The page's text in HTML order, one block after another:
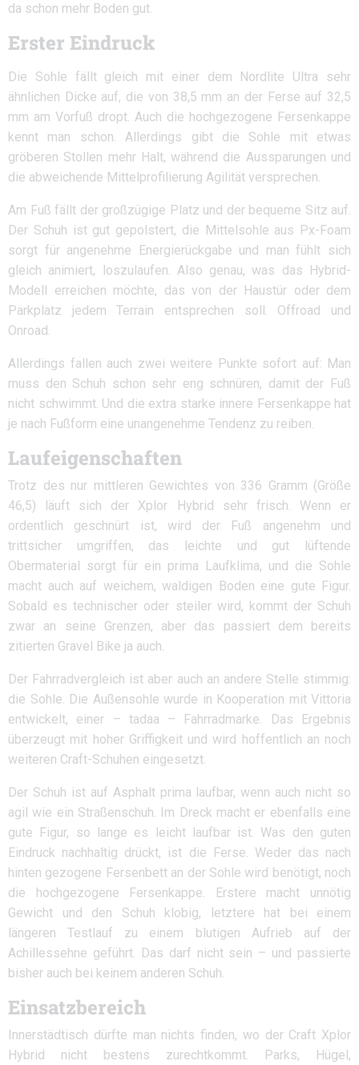
da schon mehr Boden gut.
Erster Eindruck
Die Sohle fällt gleich mit einer dem Nordlite Ultra sehr
ähnlichen Dicke auf, die von 38,5 mm an der Ferse auf 32,5
mm am Vorfuß dropt. Auch die hochgezogene Fersenkappe
kennt man schon. Allerdings gibt die Sohle mit etwas
gröberen Stollen mehr Halt, während die Aussparungen und
die abweichende Mittelprofilierung Agilität versprechen.
Am Fuß fällt der großzügige Platz und der bequeme Sitz auf.
Der Schuh ist gut gepolstert, die Mittelsohle aus Px-Foam
sorgt für angenehme Energierückgabe und man fühlt sich
gleich animiert, loszulaufen. Also genau, was das Hybrid-
Modell erreichen möchte, das von der Haustür oder dem
Parkplatz jedem Terrain entsprechen soll. Offroad und
Onroad.
Allerdings fallen auch zwei weitere Punkte sofort auf: Man
muss den Schuh schon sehr eng schnüren, damit der Fuß
nicht schwimmt. Und die extra starke innere Fersenkappe hat
je nach Fußform eine unangenehme Tendenz zu reiben.
Laufeigenschaften
Trotz des nur mittleren Gewichtes von 336 Gramm (Größe
46,5) läuft sich der Xplor Hybrid sehr frisch. Wenn er
ordentlich geschnürt ist, wird der Fuß angenehm und
trittsicher umgriffen, das leichte und gut lüftende
Obermaterial sorgt für ein prima Laufklima, und die Sohle
macht auch auf weichem, waldigen Boden eine gute Figur.
Sobald es technischer oder steiler wird, kommt der Schuh
zwar an seine Grenzen, aber das passiert dem bereits
zitierten Gravel Bike ja auch.
Der Fahrradvergleich ist aber auch an andere Stelle stimmig:
die Sohle. Die Außensohle wurde in Kooperation mit Vittoria
entwickelt, einer – tadaa – Fahrradmarke. Das Ergebnis
überzeugt mit hoher Griffigkeit und wird hoffentlich an noch
weiteren Craft-Schuhen eingesetzt.
Der Schuh ist auf Asphalt prima laufbar, wenn auch nicht so
agil wie ein Straßenschuh. Im Dreck macht er ebenfalls eine
gute Figur, so lange es leicht laufbar ist. Was den guten
Eindruck nachhaltig drückt, ist die Ferse. Weder das nach
hinten gezogene Fersenbett an der Sohle wird benötigt, noch
die hochgezogene Fersenkappe. Erstere macht unnötig
Gewicht und den Schuh klobig, letztere hat bei einem
längeren Testlauf zu einem blutigen Aufrieb auf der
Achillessehne geführt. Das darf nicht sein – und passierte
bisher auch bei keinem anderen Schuh.
Einsatzbereich
Innerstädtisch dürfte man nichts finden, wo der Craft Xplor
Hybrid nicht bestens zurechtkommt. Parks, Hügel,